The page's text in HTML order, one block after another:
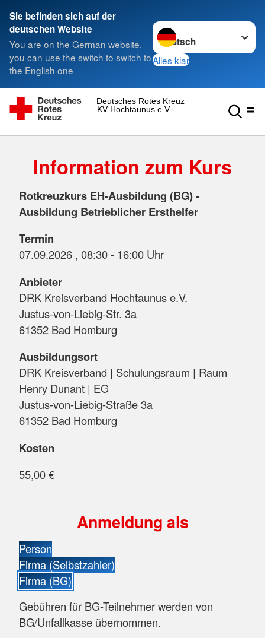
Sie befinden sich auf der
deutschen Website
You are on the German website,
you can use the switch to switch to
the English one
Sprache wechseln zu
Alles klar
KV Hochtaunus e.V.
Deutsches Rotes Kreuz
Information zum Kurs
Rotkreuzkurs EH-Ausbildung (BG) -
Ausbildung Betrieblicher Ersthelfer
Termin
07.09.2026 , 08:30 - 16:00 Uhr
Anbieter
DRK Kreisverband Hochtaunus e.V.
Justus-von-Liebig-Str. 3a
61352 Bad Homburg
Ausbildungsort
DRK Kreisverband | Schulungsraum | Raum
Henry Dunant | EG
Justus-von-Liebig-Straße 3a
61352 Bad Homburg
Kosten
55,00 €
Anmeldung als
Person
Firma (Selbstzahler)
Firma (BG)
Gebühren für BG-Teilnehmer werden von
BG/Unfallkasse übernommen.